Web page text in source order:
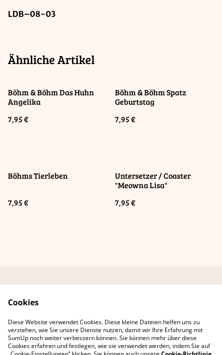
LDB–08-03
Ähnliche Artikel
Böhm & Böhm Das Huhn
Angelika
7,95 €
Böhm & Böhm Spatz
Geburtstag
7,95 €
Böhms Tierleben
7,95 €
Untersetzer / Coaster
"Meowna Lisa"
7,95 €
Datenschutzbestimmu
Erklärung zur
Barrierefreiheit
Cookies
Diese Website verwendet Cookies. Diese kleine Dateien helfen uns zu
verstehen, wie Sie unsere Dienste nutzen, damit wir Ihre Erfahrung mit
SumUp noch weiter verbessern können. Sie können mehr über diese
Cookies erfahren und festlegen, wie sie verwendet werden, indem Sie auf